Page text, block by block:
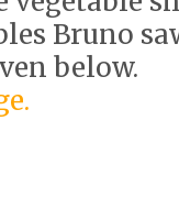
Bruno
below.